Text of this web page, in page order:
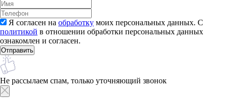
Я согласен на обработку моих персональных данных. С
политикой в отношении обработки персональных данных
ознакомлен и согласен.
Не рассылаем спам, только уточняющий звонок